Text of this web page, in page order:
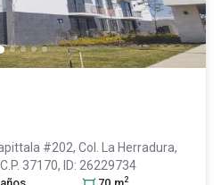
#202, Col. La Herradura,
37170, ID: 26229734
2